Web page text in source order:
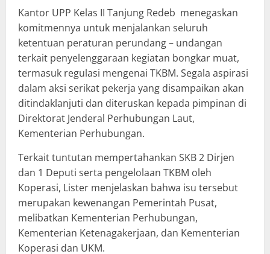
Kantor UPP Kelas II Tanjung Redeb menegaskan
komitmennya untuk menjalankan seluruh
ketentuan peraturan perundang – undangan
terkait penyelenggaraan kegiatan bongkar muat,
termasuk regulasi mengenai TKBM. Segala aspirasi
dalam aksi serikat pekerja yang disampaikan akan
ditindaklanjuti dan diteruskan kepada pimpinan di
Direktorat Jenderal Perhubungan Laut,
Kementerian Perhubungan.
Terkait tuntutan mempertahankan SKB 2 Dirjen
dan 1 Deputi serta pengelolaan TKBM oleh
Koperasi, Lister menjelaskan bahwa isu tersebut
merupakan kewenangan Pemerintah Pusat,
melibatkan Kementerian Perhubungan,
Kementerian Ketenagakerjaan, dan Kementerian
Koperasi dan UKM.